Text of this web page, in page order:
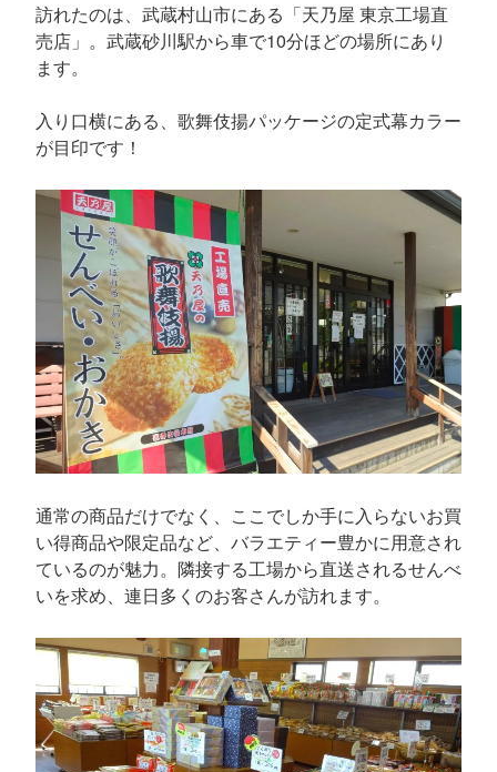
訪れたのは、武蔵村山市にある「天乃屋 東京工場直
売店」。武蔵砂川駅から車で10分ほどの場所にあり
ます。
入り口横にある、歌舞伎揚パッケージの定式幕カラー
が目印です！
通常の商品だけでなく、ここでしか手に入らないお買
い得商品や限定品など、バラエティー豊かに用意され
ているのが魅力。隣接する工場から直送されるせんべ
いを求め、連日多くのお客さんが訪れます。